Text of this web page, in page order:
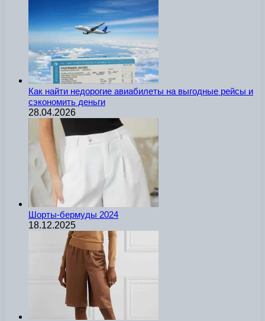
Как найти недорогие авиабилеты на выгодные рейсы и
сэкономить деньги
28.04.2026
Шорты-бермуды 2024
18.12.2025